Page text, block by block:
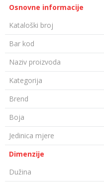
Osnovne informacije
Kataloški broj
Bar kod
Naziv proizvoda
Kategorija
Brend
Boja
Jedinica mjere
Dimenzije
Dužina